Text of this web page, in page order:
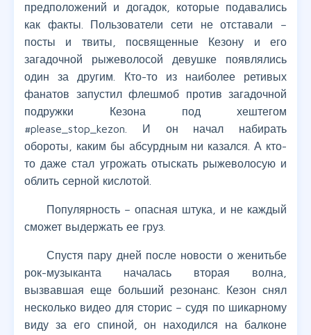
предположений и догадок, которые подавались
как факты. Пользователи сети не отставали –
посты и твиты, посвященные Кезону и его
загадочной рыжеволосой девушке появлялись
один за другим. Кто-то из наиболее ретивых
фанатов запустил флешмоб против загадочной
подружки Кезона под хештегом
#please_stop_kezon. И он начал набирать
обороты, каким бы абсурдным ни казался. А кто-
то даже стал угрожать отыскать рыжеволосую и
облить серной кислотой.
Популярность – опасная штука, и не каждый
сможет выдержать ее груз.
Спустя пару дней после новости о женитьбе
рок-музыканта началась вторая волна,
вызвавшая еще больший резонанс. Кезон снял
несколько видео для сторис – судя по шикарному
виду за его спиной, он находился на балконе